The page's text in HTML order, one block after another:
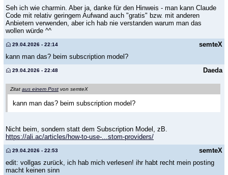
Seh ich wie charmin. Aber ja, danke für den Hinweis - man kann Claude
Code mit relativ geringem Aufwand auch "gratis" bzw. mit anderen
Anbietern verwenden, aber ich hab nie verstanden warum man das
wollen würde ^^
semteX
29.04.2026 - 22:14
kann man das? beim subscription model?
Daeda
29.04.2026 - 22:48
Zitat aus einem Post von semteX
kann man das? beim subscription model?
Nicht beim, sondern statt dem Subscription Model, zB.
https://ali.ac/articles/how-to-use-...stom-providers/
semteX
29.04.2026 - 22:53
edit: vollgas zurück, ich hab mich verlesen! ihr habt recht mein posting
macht keinen sinn